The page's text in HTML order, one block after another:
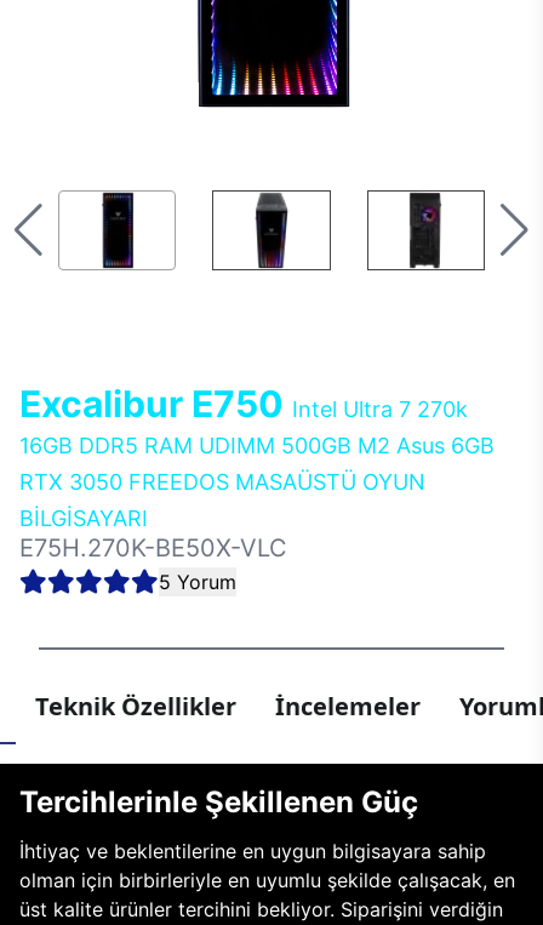
Excalibur E750 Intel Ultra 7 270k
16GB DDR5 RAM UDIMM 500GB M2 Asus 6GB
RTX 3050 FREEDOS MASAÜSTÜ OYUN
BİLGİSAYARI
E75H.270K-BE50X-VLC
5 Yorum
Teknik Özellikler İncelemeler
Tercihlerinle Şekillenen Güç
İhtiyaç ve beklentilerine en uygun bilgisayara sahip
olman için birbirleriyle en uyumlu şekilde çalışacak, en
üst kalite ürünler tercihini bekliyor. Siparişini verdiğin